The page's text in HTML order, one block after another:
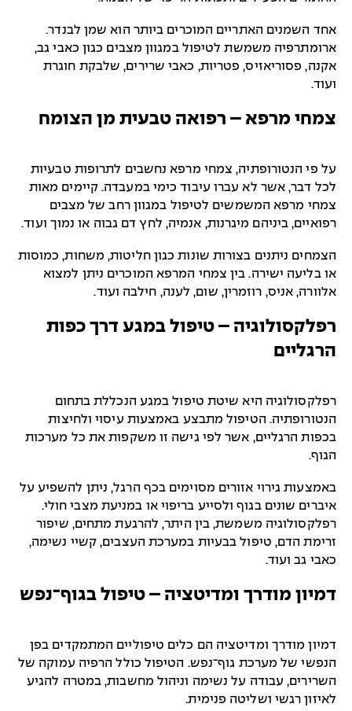
אחד השמנים האתריים המוכרים ביותר הוא שמן לבנדר.
ארומתרפיה משמשת לטיפול במגוון מצבים כגון כאבי גב,
אקנה, פסוריאזיס, פטריות, כאבי שרירים, שלבקת חוגרת
ועוד.
צמחי מרפא – רפואה טבעית מן הצומח
על פי הנטורופתיה, צמחי מרפא נחשבים לתרופות טבעיות
לכל דבר, אשר לא עברו עיבוד כימי במעבדה. קיימים מאות
צמחי מרפא המשמשים לטיפול במגוון רחב של מצבים
רפואיים, ביניהם מיגרנות, אנמיה, לחץ דם גבוה או נמוך ועוד.
הצמחים ניתנים בצורות שונות כגון חליטות, משחות, כמוסות
או בליעה ישירה. בין צמחי המרפא המוכרים ניתן למצוא
אלוורה, אניס, רוזמרין, שום, לענה, חילבה ועוד.
רפלקסולוגיה – טיפול במגע דרך כפות
הרגליים
רפלקסולוגיה היא שיטת טיפול במגע הנכללת בתחום
הנטורופתיה. הטיפול מתבצע באמצעות עיסוי ולחיצות
בכפות הרגליים, אשר לפי גישה זו משקפות את כל מערכות
הגוף.
באמצעות גירוי אזורים מסוימים בכף הרגל, ניתן להשפיע על
איברים שונים בגוף ולסייע בריפוי או במניעת מצבי חולי.
רפלקסולוגיה משמשת, בין היתר, להרגעת מתחים, שיפור
זרימת הדם, טיפול בבעיות במערכת העצבים, קשיי נשימה,
כאבי גב ועוד.
דמיון מודרך ומדיטציה – טיפול בגוף־נפש
דמיון מודרך ומדיטציה הם כלים טיפוליים המתמקדים בפן
הנפשי של מערכת גוף־נפש. הטיפול כולל הרפיה עמוקה של
השרירים, עבודה על נשימה וניהול מחשבות, במטרה להגיע
לאיזון רגשי ושליטה פנימית.